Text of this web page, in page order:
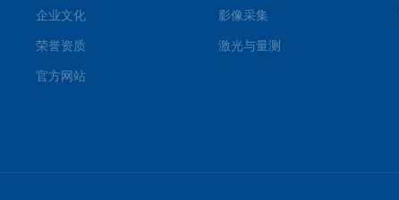
企业文化
荣誉资质
官方网站
影像采集
激光与量测